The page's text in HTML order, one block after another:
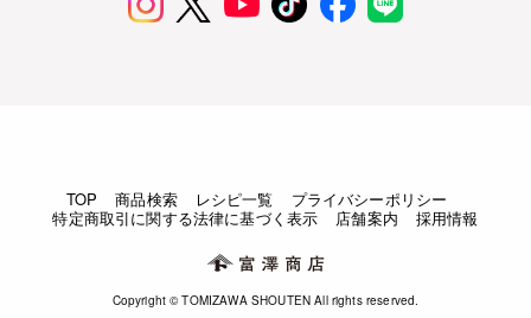
TOP 商品検索 レシピ一覧
プライバシーポリシー
特定商取引に関する法律に基づく表示
店舗案内 採用情報
Copyright © TOMIZAWA SHOUTEN All rights reserved.